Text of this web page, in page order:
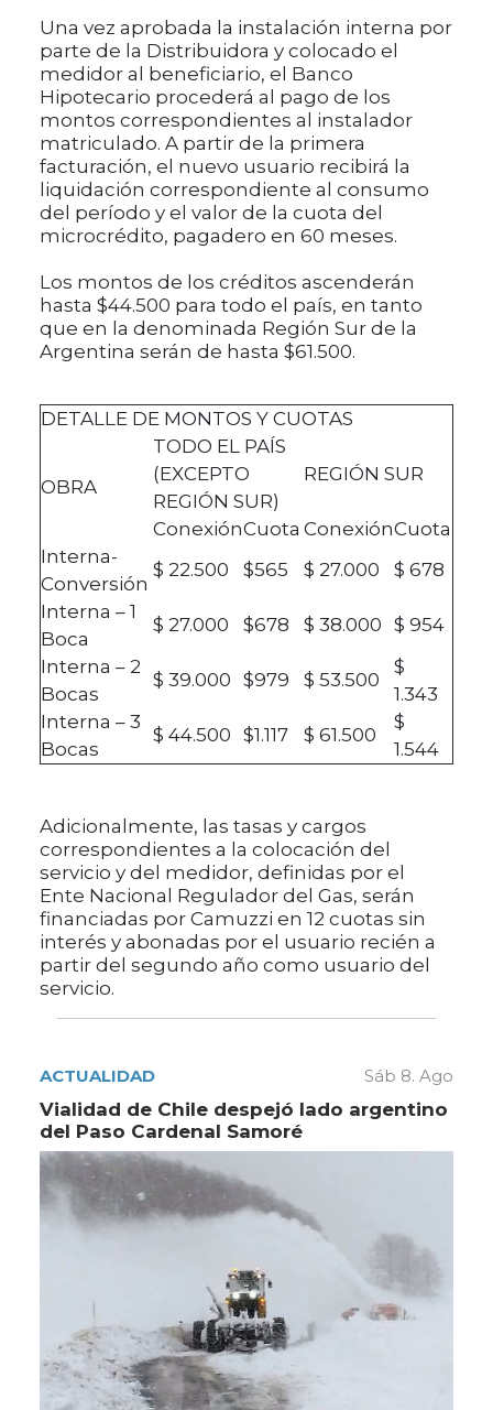
Una vez aprobada la instalación interna por
parte de la Distribuidora y colocado el
medidor al beneficiario, el Banco
Hipotecario procederá al pago de los
montos correspondientes al instalador
matriculado. A partir de la primera
facturación, el nuevo usuario recibirá la
liquidación correspondiente al consumo
del período y el valor de la cuota del
microcrédito, pagadero en 60 meses.
Los montos de los créditos ascenderán
hasta $44.500 para todo el país, en tanto
que en la denominada Región Sur de la
Argentina serán de hasta $61.500.
DETALLE DE MONTOS Y CUOTAS
OBRA
TODO EL PAÍS
(EXCEPTO
REGIÓN SUR)
REGIÓN SUR
ConexiónCuota ConexiónCuota
Interna-
Conversión
$ 22.500 $565 $ 27.000
$ 678
Interna – 1
Boca
$ 27.000 $678 $ 38.000 $ 954
Interna – 2
Bocas
$ 39.000 $979 $ 53.500
$
1.343
Interna – 3
Bocas
$ 44.500 $1.117 $ 61.500
$
1.544
Adicionalmente, las tasas y cargos
correspondientes a la colocación del
servicio y del medidor, definidas por el
Ente Nacional Regulador del Gas, serán
financiadas por Camuzzi en 12 cuotas sin
interés y abonadas por el usuario recién a
partir del segundo año como usuario del
servicio.
ACTUALIDAD Sáb 8. Ago
Vialidad de Chile despejó lado argentino
del Paso Cardenal Samoré